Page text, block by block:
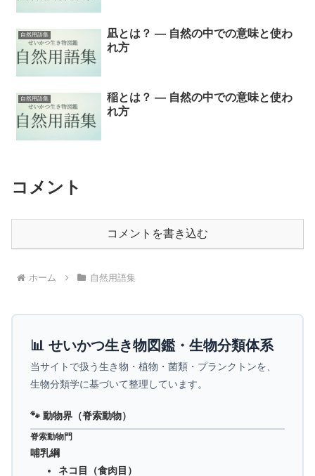
自然用語集
凪とは？ ― 自然の中での意味と使わ
れ方
自然用語集
稲とは？ ― 自然の中での意味と使わ
れ方
コメント
コメントを書き込む
ホーム 自然用語集
📊 せいかつ生き物図鑑・生物分類体系
当サイトで扱う生き物・植物・菌類・プランクトンを、
生物分類学に基づいて整理しています。
🐾 動物界（脊索動物）
脊索動物門
哺乳綱
ネコ目（食肉目）